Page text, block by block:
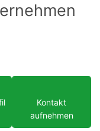
Kontakt
aufnehmen